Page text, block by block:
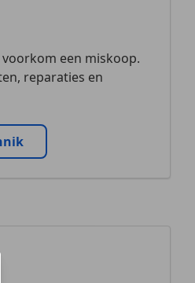
een miskoop.
reparaties en